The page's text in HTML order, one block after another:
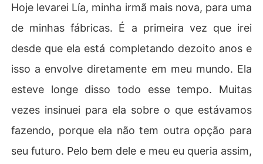
Hoje levarei Lía, minha irmã mais nova, para uma
de minhas fábricas. É a primeira vez que irei
desde que ela está completando dezoito anos e
isso a envolve diretamente em meu mundo. Ela
esteve longe disso todo esse tempo. Muitas
vezes insinuei para ela sobre o que estávamos
fazendo, porque ela não tem outra opção para
seu futuro. Pelo bem dele e meu eu queria assim,